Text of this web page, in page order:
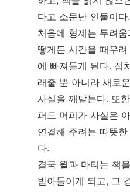
다고 소문난 인물이다.
처음에 형제는 두려
떻게든 시간을 때우
에 빠져들게 된다. 점
래줄 뿐 아니라 새로
사실을 깨닫는다. 또
퍼드 머피가 사실은
연결해 주려는 따뜻
다.
결국 윌과 마티는 책
받아들이게 되고, 그